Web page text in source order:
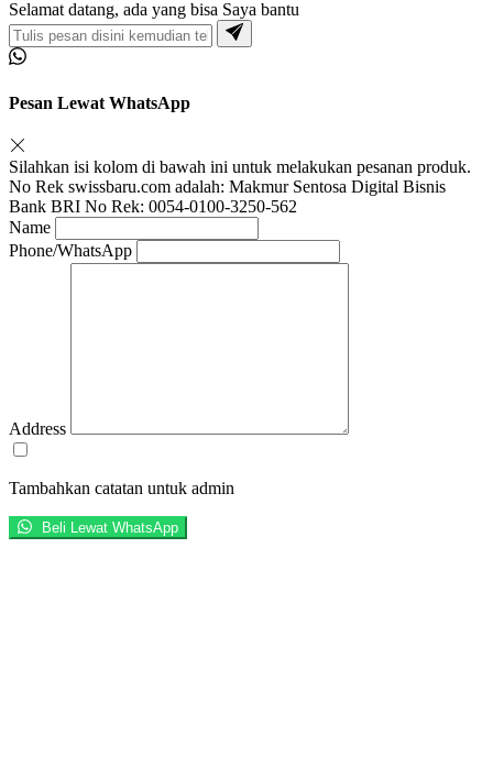
Selamat datang, ada yang bisa Saya bantu
Pesan Lewat WhatsApp
Silahkan isi kolom di bawah ini untuk melakukan pesanan produk.
No Rek swissbaru.com adalah: Makmur Sentosa Digital Bisnis
Bank BRI No Rek: 0054-0100-3250-562
Name
Phone/WhatsApp
Address
Tambahkan catatan untuk admin
Beli Lewat WhatsApp